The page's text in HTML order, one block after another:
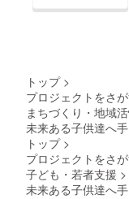
トップ >
プロジェクトをさ
まちづくり・地域
未来ある子供達へ手
トップ >
プロジェクトをさ
子ども・若者支援 >
未来ある子供達へ手